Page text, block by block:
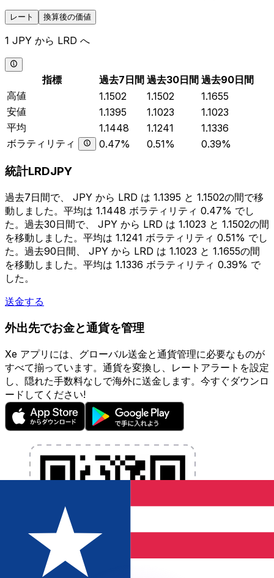
レート 換算後の価値
1 JPY から LRD へ
指標 過去7日間 過去30日間 過去90日間
高値
1.1502 1.1502
1.1655
安値
1.1395 1.1023
1.1023
平均
1.1448 1.1241
1.1336
ボラティリティ
0.47% 0.51% 0.39%
統計LRDJPY
過去7日間で、 JPY から LRD は 1.1395 と 1.1502の間で移
動しました。平均は 1.1448 ボラティリティ 0.47% でし
た。過去30日間で、 JPY から LRD は 1.1023 と 1.1502の間
を移動しました。平均は 1.1241 ボラティリティ 0.51% でし
た。過去90日間、 JPY から LRD は 1.1023 と 1.1655の間
を移動しました。平均は 1.1336 ボラティリティ 0.39% で
した。
送金する
外出先でお金と通貨を管理
Xe アプリには、グローバル送金と通貨管理に必要なものが
すべて揃っています。通貨を変換し、レートアラートを設定
し、隠れた手数料なしで海外に送金します。今すぐダウンロ
ードしてください!